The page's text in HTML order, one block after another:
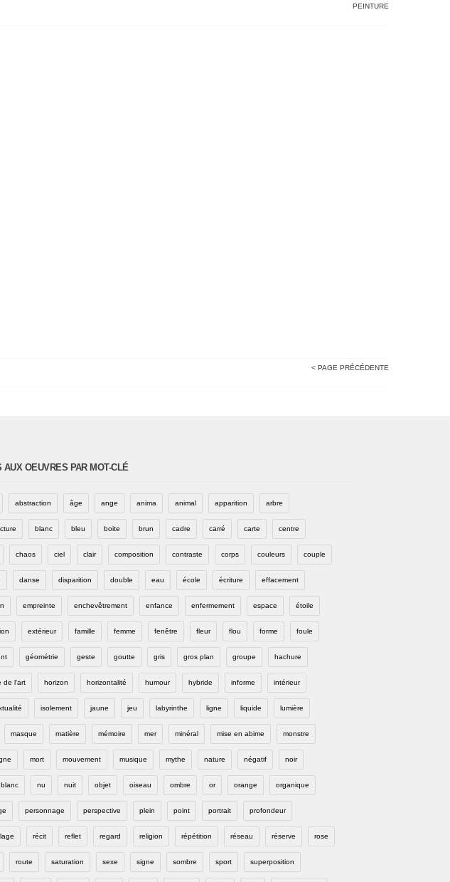
PEINTURE
< PAGE PRÉCÉDENTE
AUX OEUVRES PAR MOT-CLÉ
abstraction âge ange anima animal apparition arbre
blanc bleu boite brun cadre carré carte centre
chaos ciel clair composition contraste corps couleurs couple
danse disparition double eau école écriture effacement
empreinte enchevêtrement enfance enfermement espace étoile
extérieur famille femme fenêtre fleur flou forme foule
géométrie geste goutte gris gros plan groupe hachure
de l'art horizon horizontalité humour hybride informe intérieur
isolement jaune jeu labyrinthe ligne liquide lumière
masque matière mémoire mer minéral mise en abime monstre
mort mouvement musique mythe nature négatif noir
nu nuit objet oiseau ombre or orange organique
personnage perspective plein point portrait profondeur
récit reflet regard religion répétition réseau réserve rose
route saturation sexe signe sombre sport superposition